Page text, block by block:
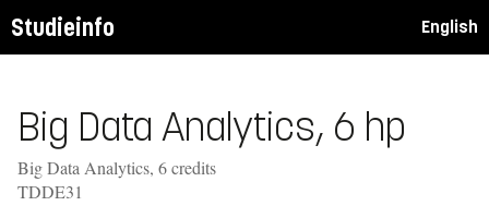
Studieinfo English
Big Data Analytics, 6 hp
Big Data Analytics, 6 credits
TDDE31